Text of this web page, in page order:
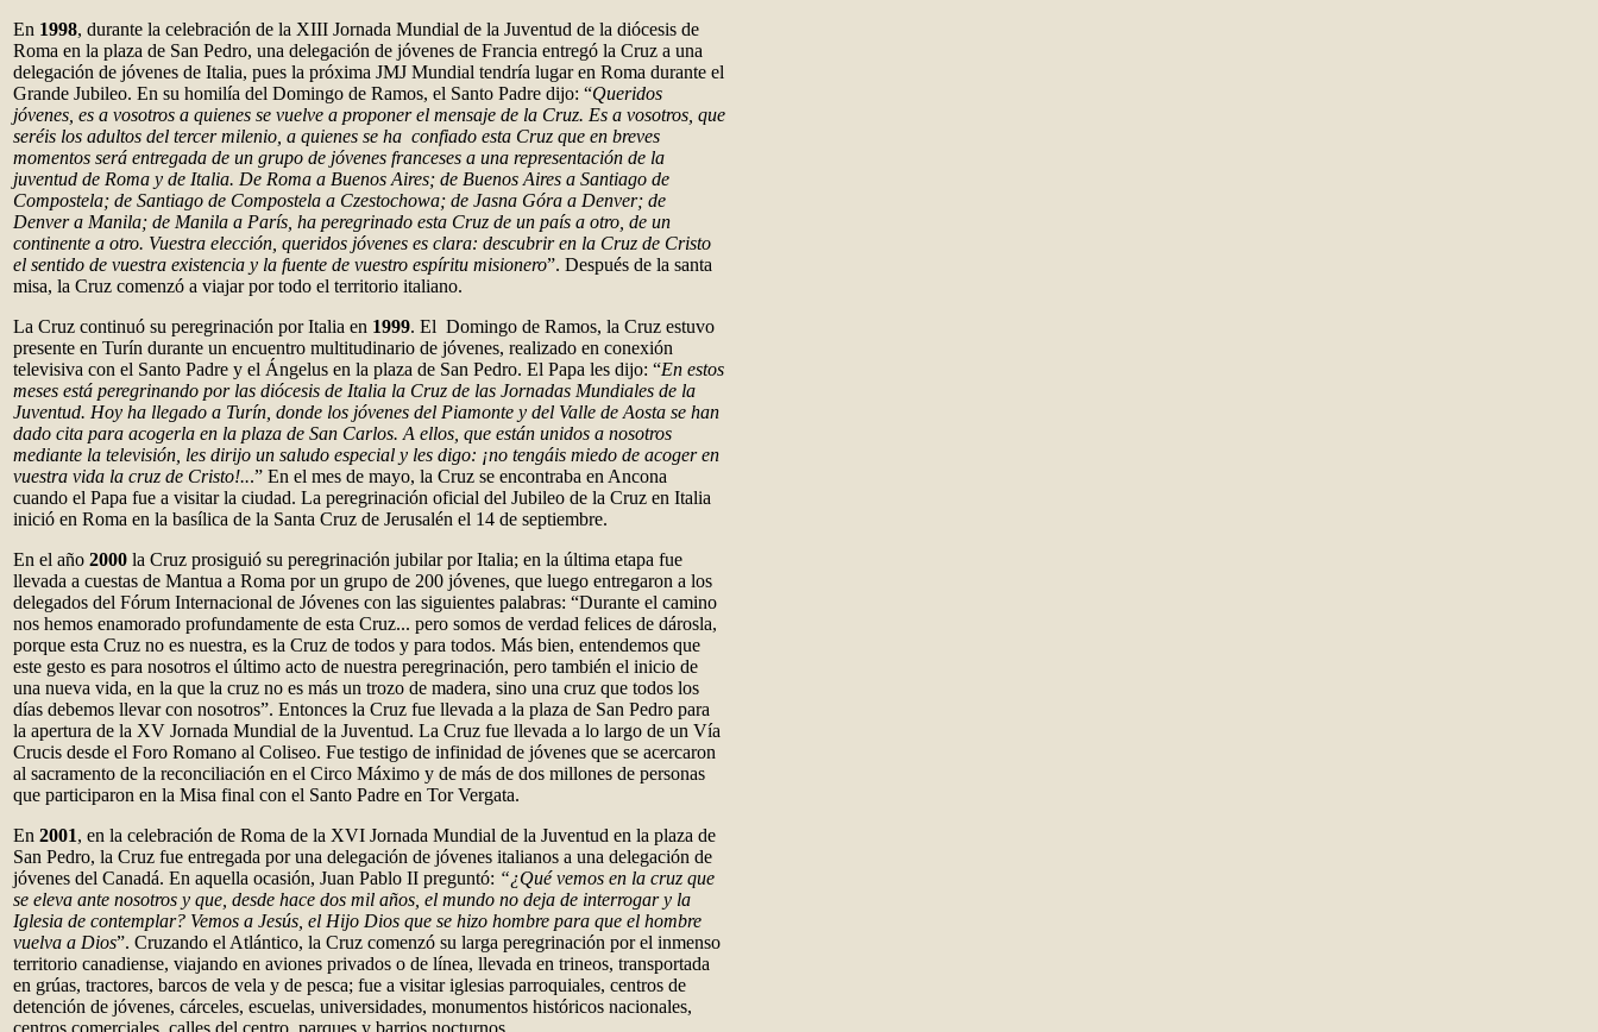
En 1998, durante la celebración de la XIII Jornada Mundial de la Juventud de la diócesis de
Roma en la plaza de San Pedro, una delegación de jóvenes de Francia entregó la Cruz a una
delegación de jóvenes de Italia, pues la próxima JMJ Mundial tendría lugar en Roma durante el
Grande Jubileo. En su homilía del Domingo de Ramos, el Santo Padre dijo: “Queridos
jóvenes, es a vosotros a quienes se vuelve a proponer el mensaje de la Cruz. Es a vosotros, que
seréis los adultos del tercer milenio, a quienes se ha confiado esta Cruz que en breves
momentos será entregada de un grupo de jóvenes franceses a una representación de la
juventud de Roma y de Italia. De Roma a Buenos Aires; de Buenos Aires a Santiago de
Compostela; de Santiago de Compostela a Czestochowa; de Jasna Góra a Denver; de
Denver a Manila; de Manila a París, ha peregrinado esta Cruz de un país a otro, de un
continente a otro. Vuestra elección, queridos jóvenes es clara: descubrir en la Cruz de Cristo
el sentido de vuestra existencia y la fuente de vuestro espíritu misionero”. Después de la santa
misa, la Cruz comenzó a viajar por todo el territorio italiano.
La Cruz continuó su peregrinación por Italia en 1999. El Domingo de Ramos, la Cruz estuvo
presente en Turín durante un encuentro multitudinario de jóvenes, realizado en conexión
televisiva con el Santo Padre y el Ángelus en la plaza de San Pedro. El Papa les dijo: “En estos
meses está peregrinando por las diócesis de Italia la Cruz de las Jornadas Mundiales de la
Juventud. Hoy ha llegado a Turín, donde los jóvenes del Piamonte y del Valle de Aosta se han
dado cita para acogerla en la plaza de San Carlos. A ellos, que están unidos a nosotros
mediante la televisión, les dirijo un saludo especial y les digo: ¡no tengáis miedo de acoger en
vuestra vida la cruz de Cristo!...” En el mes de mayo, la Cruz se encontraba en Ancona
cuando el Papa fue a visitar la ciudad. La peregrinación oficial del Jubileo de la Cruz en Italia
inició en Roma en la basílica de la Santa Cruz de Jerusalén el 14 de septiembre.
En el año 2000 la Cruz prosiguió su peregrinación jubilar por Italia; en la última etapa fue
llevada a cuestas de Mantua a Roma por un grupo de 200 jóvenes, que luego entregaron a los
delegados del Fórum Internacional de Jóvenes con las siguientes palabras: “Durante el camino
nos hemos enamorado profundamente de esta Cruz... pero somos de verdad felices de dárosla,
porque esta Cruz no es nuestra, es la Cruz de todos y para todos. Más bien, entendemos que
este gesto es para nosotros el último acto de nuestra peregrinación, pero también el inicio de
una nueva vida, en la que la cruz no es más un trozo de madera, sino una cruz que todos los
días debemos llevar con nosotros”. Entonces la Cruz fue llevada a la plaza de San Pedro para
la apertura de la XV Jornada Mundial de la Juventud. La Cruz fue llevada a lo largo de un Vía
Crucis desde el Foro Romano al Coliseo. Fue testigo de infinidad de jóvenes que se acercaron
al sacramento de la reconciliación en el Circo Máximo y de más de dos millones de personas
que participaron en la Misa final con el Santo Padre en Tor Vergata.
En 2001, en la celebración de Roma de la XVI Jornada Mundial de la Juventud en la plaza de
San Pedro, la Cruz fue entregada por una delegación de jóvenes italianos a una delegación de
jóvenes del Canadá. En aquella ocasión, Juan Pablo II preguntó: “¿Qué vemos en la cruz que
se eleva ante nosotros y que, desde hace dos mil años, el mundo no deja de interrogar y la
Iglesia de contemplar? Vemos a Jesús, el Hijo Dios que se hizo hombre para que el hombre
vuelva a Dios”. Cruzando el Atlántico, la Cruz comenzó su larga peregrinación por el inmenso
territorio canadiense, viajando en aviones privados o de línea, llevada en trineos, transportada
en grúas, tractores, barcos de vela y de pesca; fue a visitar iglesias parroquiales, centros de
detención de jóvenes, cárceles, escuelas, universidades, monumentos históricos nacionales,
centros comerciales, calles del centro, parques y barrios nocturnos.